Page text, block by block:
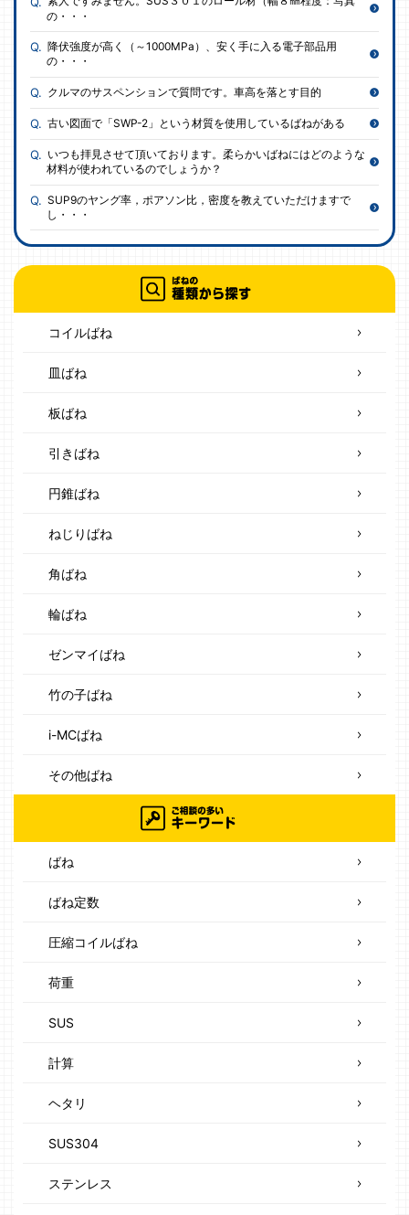
の・・・
降伏強度が高く（～1000MPa）、安く手に入る電子部品用
の・・・
クルマのサスペンションで質問です。車高を落とす目的
古い図面で「SWP-2」という材質を使用しているばねがある
いつも拝見させて頂いております。柔らかいばねにはどのような
材料が使われているのでしょうか？
SUP9のヤング率，ポアソン比，密度を教えていただけますで
し・・・
コイルばね
皿ばね
板ばね
引きばね
円錐ばね
ねじりばね
角ばね
輪ばね
ゼンマイばね
竹の子ばね
i-MCばね
その他ばね
ばね
ばね定数
圧縮コイルばね
荷重
SUS
計算
ヘタリ
SUS304
ステンレス